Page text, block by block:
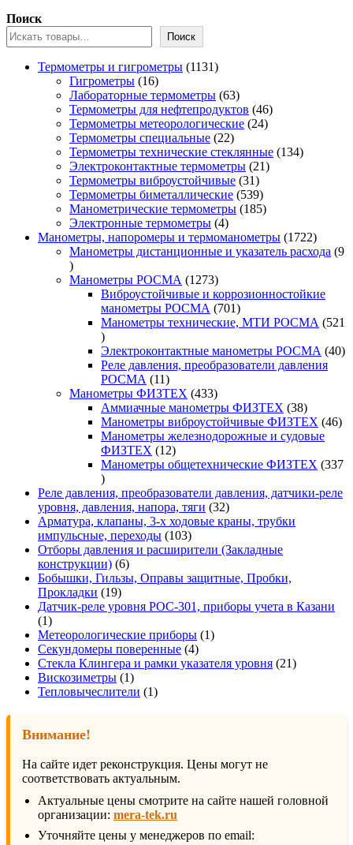
Поиск
Поиск
Термометры и гигрометры 11311131
Гигрометры 1616
товаров
Лабораторные термометры 6363
товара
Термометры для нефтепродуктов 4646
Термометры метеорологические 2424
Термометры специальные 2222
товара
Термометры технические стеклянные 134134
Электроконтактные термометры 2121
Термометры виброустойчивые 3131
товар
Термометры биметаллические 539539
товаров
Манометрические термометры 185185
Электронные термометры 44
товара
Манометры, напоромеры и термоманометры 17221722
товара
Манометры дистанционные и указатель расхода 9
9
товаров
Манометры РОСМА 12731273
товара
Виброустойчивые и коррозионностойкие
манометры РОСМА
701701
товар
Манометры технические, МТИ РОСМА
521
521
товар
Электроконтактные манометры РОСМА 4040
Реле давления, преобразователи давления
РОСМА
1111
товаров
Манометры ФИЗТЕХ 433433
товара
Аммиачные манометры ФИЗТЕХ 3838
товаров
Манометры виброустойчивые ФИЗТЕХ 4646
Манометры железнодорожные и судовые
ФИЗТЕХ
1212
товаров
Манометры общетехнические ФИЗТЕХ 337
337
товаров
Реле давления, преобразователи давления, датчики-реле
уровня, давления, напора, тяги 3232
товара
Арматура, клапаны, 3-х ходовые краны, трубки
импульсные, переходы 103103
товара
Отборы давления и расширители (Закладные
конструкции) 66
товаров
Бобышки, Гильзы, Оправы защитные, Пробки,
Прокладки
1919
товаров
Датчик-реле уровня РОС-301, приборы учета в Казани
11
товар
Метеорологические приборы 11
Секундомеры поверенные 44
товара
Стекла Клингера и рамки указателя уровня 2121
Вискозиметры 11
товар
Тепловычеслители 11
Внимание!
На сайте идет реконструкция. Цены могут не
соответствовать актуальным.
Актуальные цены смотрите на сайте нашей головной
организации: mera-tek.ru
Уточняйте цены у менеджеров по email: